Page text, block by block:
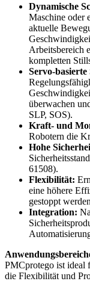
Dynamische
Maschine oder
aktuelle
Arbeitsbereich
kompletten
Servo-
überwachen
SLP, SOS).
Kraft- und
Robotern die
Hohe
61508).
Flexibilität:
eine höhere
gestoppt
Integration:
PMCprotego ist ideal
die Flexibilität und